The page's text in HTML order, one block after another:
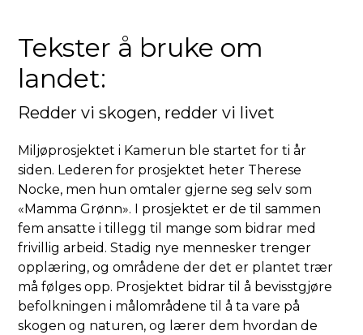
Tekster å bruke om
landet:
Redder vi skogen, redder vi livet
Miljøprosjektet i Kamerun ble startet for ti år
siden. Lederen for prosjektet heter Therese
Nocke, men hun omtaler gjerne seg selv som
«Mamma Grønn». I prosjektet er de til sammen
fem ansatte i tillegg til mange som bidrar med
frivillig arbeid. Stadig nye mennesker trenger
opplæring, og områdene der det er plantet trær
må følges opp. Prosjektet bidrar til å bevisstgjøre
befolkningen i målområdene til å ta vare på
skogen og naturen, og lærer dem hvordan de